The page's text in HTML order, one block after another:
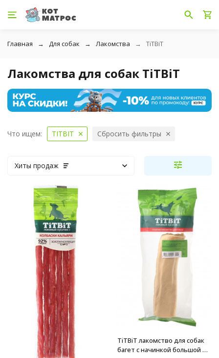
Главная Для собак Лакомства TiTBiT
Лакомства для собак TiTBiT
Что ищем: TITBIT Сбросить фильтры
Хиты продаж
TiTBiT лакомство для собак
багет с начинкой большой -